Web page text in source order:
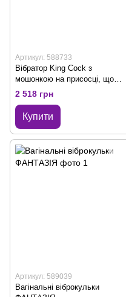
Артикул: 588733
Вібратор King Cock з
мошонкою на присосці, що
знімається
2 518 грн
Купити
Артикул: 589039
Вагінальні віброкульки